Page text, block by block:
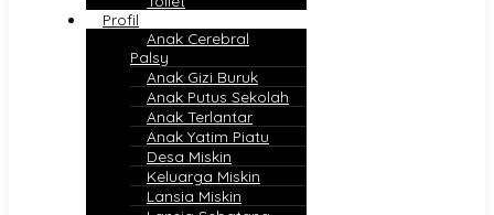
Profil
Anak Cerebral
Palsy
Anak Gizi Buruk
Anak Putus Sekolah
Anak Terlantar
Anak Yatim Piatu
Desa Miskin
Keluarga Miskin
Lansia Miskin